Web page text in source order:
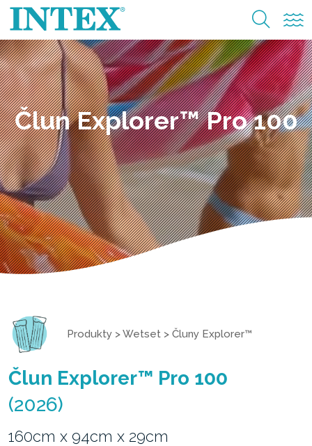
Člun Explorer™ Pro 100
Produkty >Wetset > Čluny Explorer™
Člun Explorer™ Pro 100
(2026)
160cm x 94cm x 29cm